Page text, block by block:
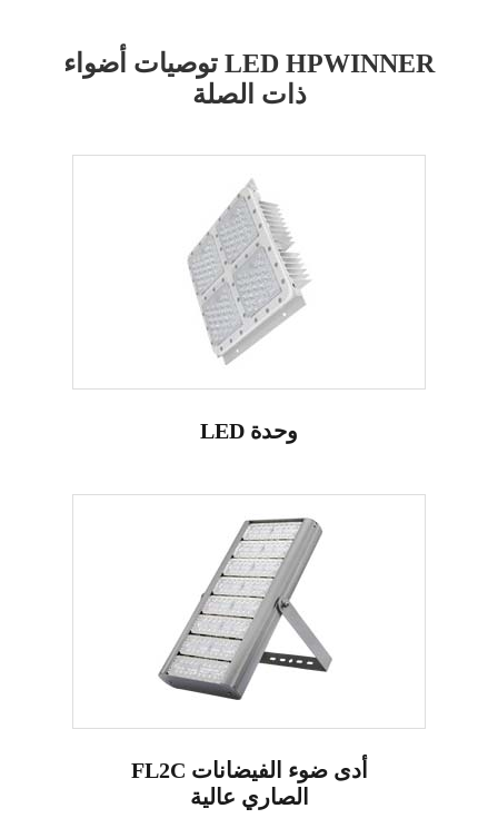
توصيات أضواء LED HPWINNER
ذات الصلة
LED وحدة
FL2C أدى ضوء الفيضانات
الصاري عالية